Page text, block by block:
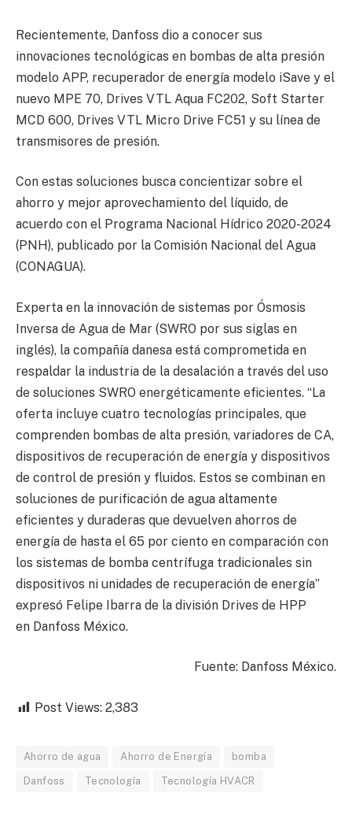
Recientemente, Danfoss dio a conocer sus
innovaciones tecnológicas en bombas de alta presión
modelo APP, recuperador de energía modelo iSave y el
nuevo MPE 70, Drives VTL Aqua FC202, Soft Starter
MCD 600, Drives VTL Micro Drive FC51 y su línea de
transmisores de presión.
Con estas soluciones busca concientizar sobre el
ahorro y mejor aprovechamiento del líquido, de
acuerdo con el Programa Nacional Hídrico 2020-2024
(PNH), publicado por la Comisión Nacional del Agua
(CONAGUA).
Experta en la innovación de sistemas por Ósmosis
Inversa de Agua de Mar (SWRO por sus siglas en
inglés), la compañía danesa está comprometida en
respaldar la industria de la desalación a través del uso
de soluciones SWRO energéticamente eficientes. “La
oferta incluye cuatro tecnologías principales, que
comprenden bombas de alta presión, variadores de CA,
dispositivos de recuperación de energía y dispositivos
de control de presión y fluidos. Estos se combinan en
soluciones de purificación de agua altamente
eficientes y duraderas que devuelven ahorros de
energía de hasta el 65 por ciento en comparación con
los sistemas de bomba centrífuga tradicionales sin
dispositivos ni unidades de recuperación de energía”
expresó Felipe Ibarra de la división Drives de HPP
en Danfoss México.
Fuente: Danfoss México.
Post Views: 2,383
Ahorro de agua Ahorro de Energía bomba
Danfoss Tecnología Tecnología HVACR